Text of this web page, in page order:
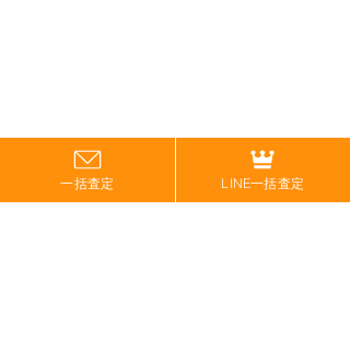
一括査定 LINE一括査定